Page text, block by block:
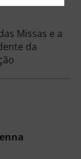
Missas e a
da